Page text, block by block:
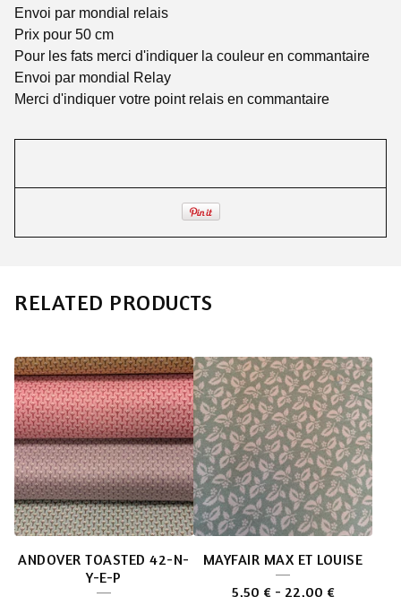
Envoi par mondial relais
Prix pour 50 cm
Pour les fats merci d'indiquer la couleur en commantaire
Envoi par mondial Relay
Merci d'indiquer votre point relais en commantaire
RELATED PRODUCTS
ANDOVER TOASTED 42-N-
Y-E-P
MAYFAIR MAX ET LOUISE
5,50 €- 22,00 €